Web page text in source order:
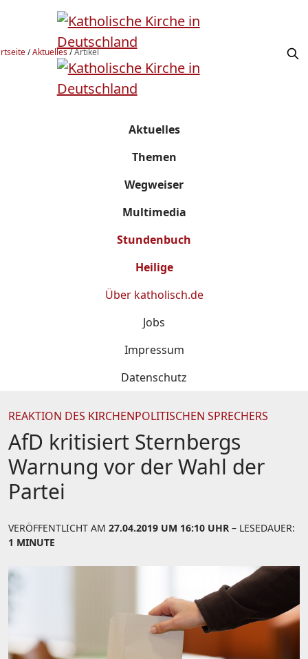
/Aktuelles/Artikel
Aktuelles
Themen
Wegweiser
Multimedia
Stundenbuch
Heilige
Über katholisch.de
Jobs
Impressum
Datenschutz
REAKTION DES KIRCHENPOLITISCHEN SPRECHERS
AfD kritisiert Sternbergs
Warnung vor der Wahl der
Partei
VERÖFFENTLICHT AM 27.04.2019 UM 16:10 UHR – LESEDAUER:
1 MINUTE